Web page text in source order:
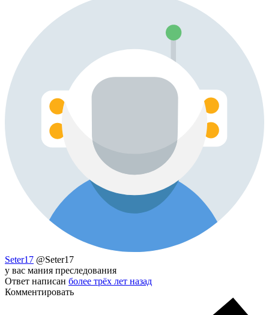
Seter17 @Seter17
у вас мания преследования
Ответ написан более трёх лет назад
Комментировать